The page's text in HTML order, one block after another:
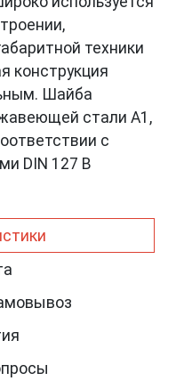
техники
конструкция
Шайба
стали A1,
с
DIN 127 B